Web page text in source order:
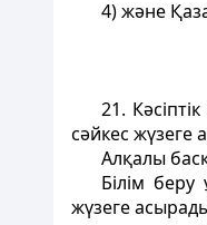
4) және
21.
сәйкес жүзеге
Алқалы
Білім
жүзеге